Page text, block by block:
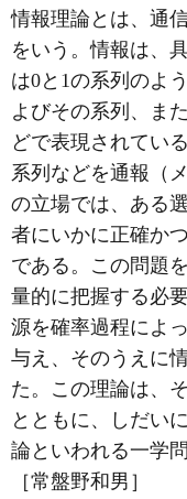
情報理論とは、通
をいう。情報は、
は0と1の系列のよ
よびその系列、ま
どで表現されてい
系列などを通報（
の立場では、ある
者にいかに正確か
である。この問題
量的に把握する必
源を確率過程によ
与え、そのうえに
た。この理論は、
とともに、しだい
論といわれる一学
［常盤野和男］